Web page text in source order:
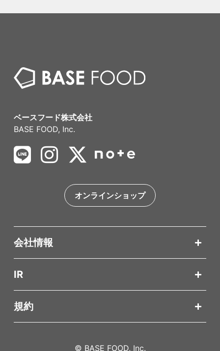
ベースフード株式会社
BASE FOOD, Inc.
オンラインショップ
会社情報
IR
規約
© BASE FOOD, Inc.